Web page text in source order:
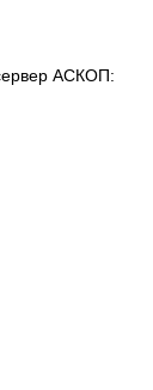
сервер АСКОП: